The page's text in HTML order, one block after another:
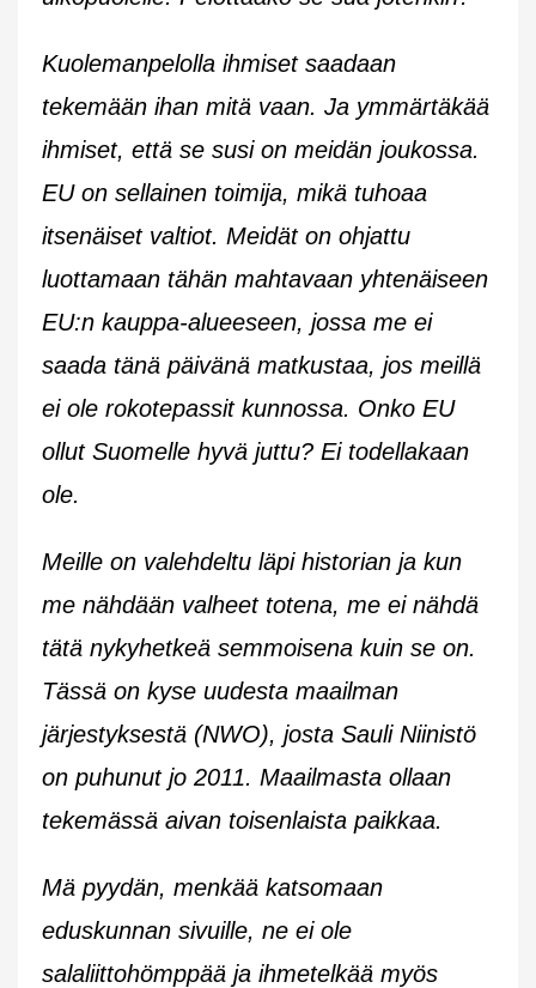
Kuolemanpelolla ihmiset saadaan
tekemään ihan mitä vaan. Ja ymmärtäkää
ihmiset, että se susi on meidän joukossa.
EU on sellainen toimija, mikä tuhoaa
itsenäiset valtiot. Meidät on ohjattu
luottamaan tähän mahtavaan yhtenäiseen
EU:n kauppa-alueeseen, jossa me ei
saada tänä päivänä matkustaa, jos meillä
ei ole rokotepassit kunnossa. Onko EU
ollut Suomelle hyvä juttu? Ei todellakaan
ole.
Meille on valehdeltu läpi historian ja kun
me nähdään valheet totena, me ei nähdä
tätä nykyhetkeä semmoisena kuin se on.
Tässä on kyse uudesta maailman
järjestyksestä (NWO), josta Sauli Niinistö
on puhunut jo 2011. Maailmasta ollaan
tekemässä aivan toisenlaista paikkaa.
Mä pyydän, menkää katsomaan
eduskunnan sivuille, ne ei ole
salaliittohömppää ja ihmetelkää myös